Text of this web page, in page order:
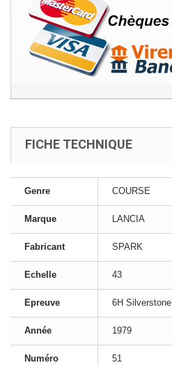
FICHE TECHNIQUE
Genre COURSE
Marque LANCIA
Fabricant SPARK
Echelle 43
Epreuve 6H Silverstone
Année 1979
Numéro 51